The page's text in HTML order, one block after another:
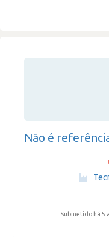
Não é
Submetido há 5